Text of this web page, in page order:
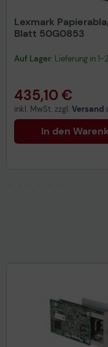
Lexmark
Blatt 50G0853
Auf Lager: Lieferung in
435,10 €
inkl. MwSt. zzgl. Versand
In den